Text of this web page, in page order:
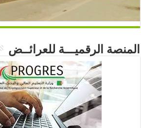
المنصة الرقميـــة للعرائــض